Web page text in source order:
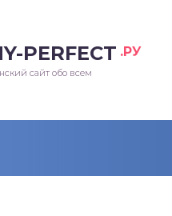
PERFECT .РУ
сайт обо всем